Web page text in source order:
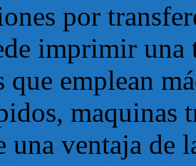
por
imprimir una
que emplean
maquinas
una ventaja de